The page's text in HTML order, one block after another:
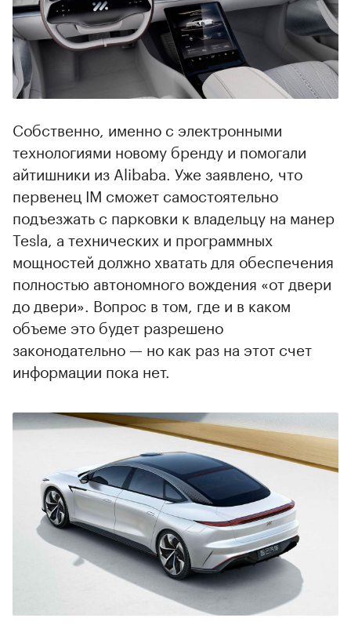
Собственно, именно с электронными
технологиями новому бренду и помогали
айтишники из Alibaba. Уже заявлено, что
первенец IM сможет самостоятельно
подъезжать с парковки к владельцу на манер
Tesla, а технических и программных
мощностей должно хватать для обеспечения
полностью автономного вождения «от двери
до двери». Вопрос в том, где и в каком
объеме это будет разрешено
законодательно — но как раз на этот счет
информации пока нет.